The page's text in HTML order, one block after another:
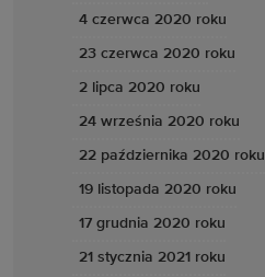
4 czerwca 2020 roku
23 czerwca 2020 roku
2 lipca 2020 roku
24 września 2020 roku
22 października 2020 roku
19 listopada 2020 roku
17 grudnia 2020 roku
21 stycznia 2021 roku